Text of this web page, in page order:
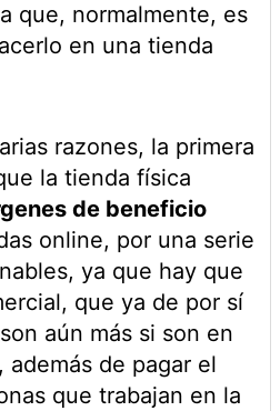
que, normalmente, es
en una tienda
razones, la primera
la tienda física
de beneficio
online, por una serie
ya que hay que
que ya de por sí
aún más si son en
además de pagar el
que trabajan en la